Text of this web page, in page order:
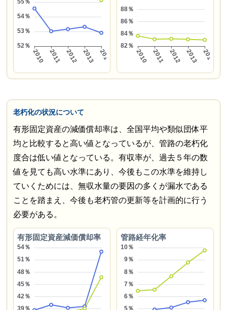
老朽化の状況について
有形固定資産の減価償却率は、全国平均や類似団体平
均と比較すると高い値となっているが、管路の老朽化
度合は低い値となっている。有収率が、過去５年の数
値を見ても高い水準にあり、今後もこの水準を維持し
ていくためには、無収水量の要因の多くが漏水である
ことを踏まえ、今後も老朽管の更新等を計画的に行う
必要がある。
有形固定資産減価償却率 管路経年化率